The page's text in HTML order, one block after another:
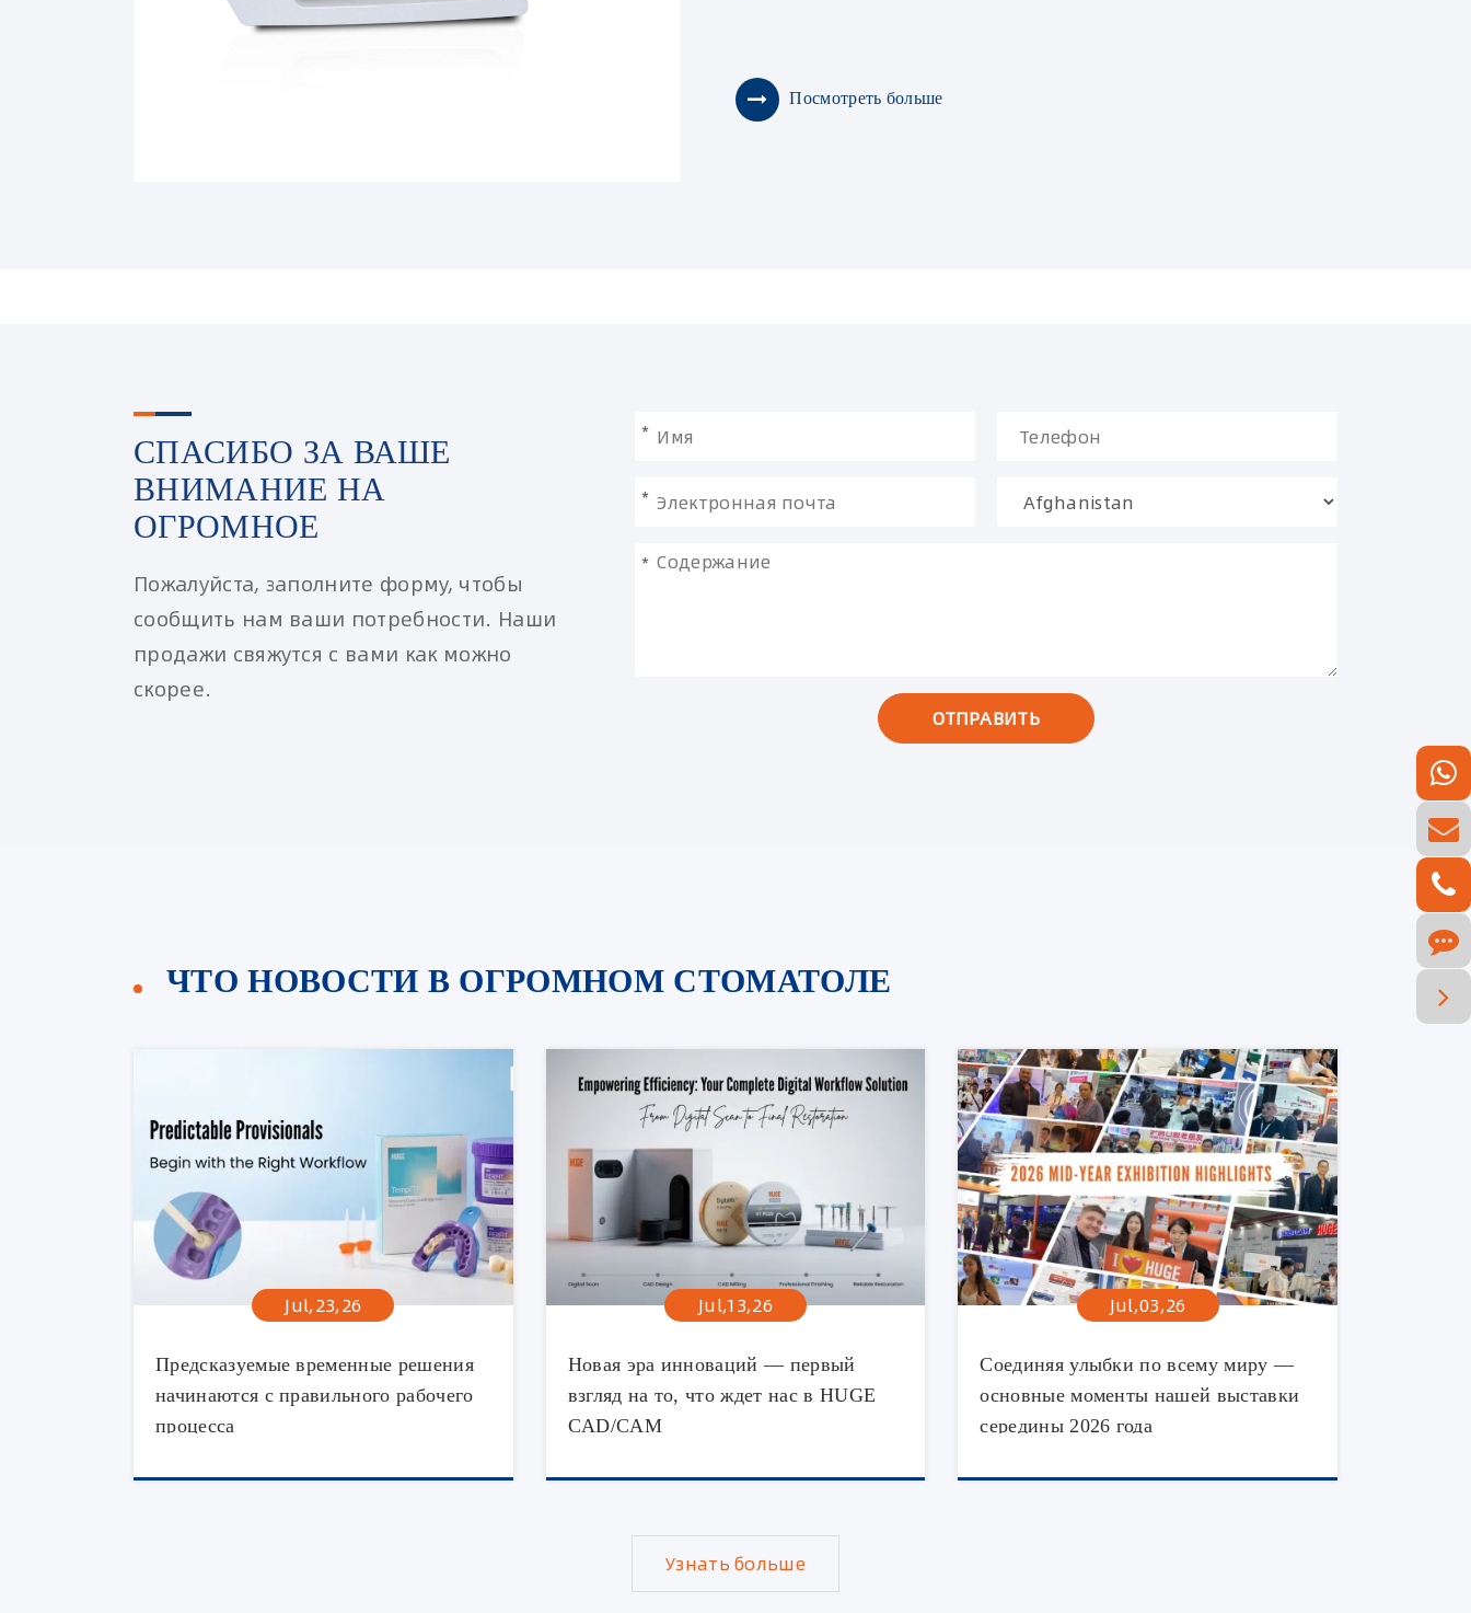
Посмотреть больше
СПАСИБО ЗА ВАШЕ
ВНИМАНИЕ НА
ОГРОМНОЕ
Пожалуйста, заполните форму, чтобы
сообщить нам ваши потребности. Наши
продажи свяжутся с вами как можно
скорее.
*
*
*
ОТПРАВИТЬ
ЧТО НОВОСТИ В ОГРОМНОМ СТОМАТОЛЕ
Jul,23,26
Предсказуемые временные решения
начинаются с правильного рабочего
процесса
Jul,13,26
Новая эра инноваций — первый
взгляд на то, что ждет нас в HUGE
CAD/CAM
Jul,03,26
Соединяя улыбки по всему миру —
основные моменты нашей выставки
середины 2026 года
Узнать больше